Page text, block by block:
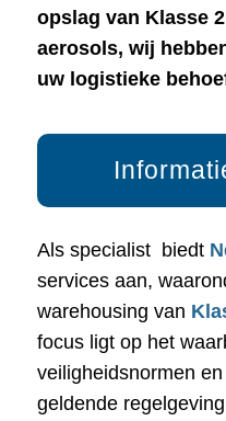
opslag van Klasse
aerosols, wij
uw logistieke
Als specialist biedt
services aan,
warehousing van
focus ligt op het
veiligheidsnormen
geldende